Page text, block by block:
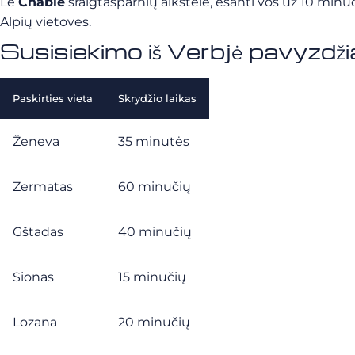
Alpių vietoves.
Susisiekimo iš Verbjė
Paskirties vieta Skrydžio laikas
Ženeva 35 minutės
Zermatas 60 minučių
Gštadas 40 minučių
Sionas 15 minučių
Lozana 20 minučių